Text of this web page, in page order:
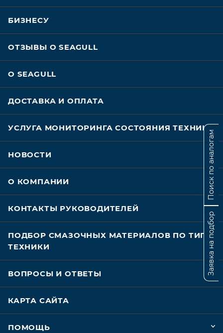
БИЗНЕСУ
ОТЗЫВЫ О SEAGULL
О SEAGULL
ДОСТАВКА И ОПЛАТА
УСЛУГА МОНИТОРИНГА СОСТОЯНИЯ ТЕХНИКИ
НОВОСТИ
О КОМПАНИИ
КОНТАКТЫ РУКОВОДИТЕЛЕЙ
ПОДБОР СМАЗОЧНЫХ МАТЕРИАЛОВ ПО ТИПУ
ТЕХНИКИ
ВОПРОСЫ И ОТВЕТЫ
КАРТА САЙТА
ПОМОЩЬ
Заявка на подбор
Поиск по аналогам